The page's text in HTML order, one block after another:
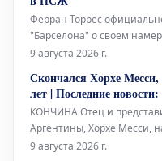
Ферран Торрес
"Барселона" о своем
заключить соглашение с
забил победный гол в
об этом главному тренеру
9 августа 2026 г.
Скончался Хорхе Месси,
лет | Последние
КОНЧИНА Отец и
Аргентины, Хорхе Месси,
наблюдением в течение
9 августа 2026 г.